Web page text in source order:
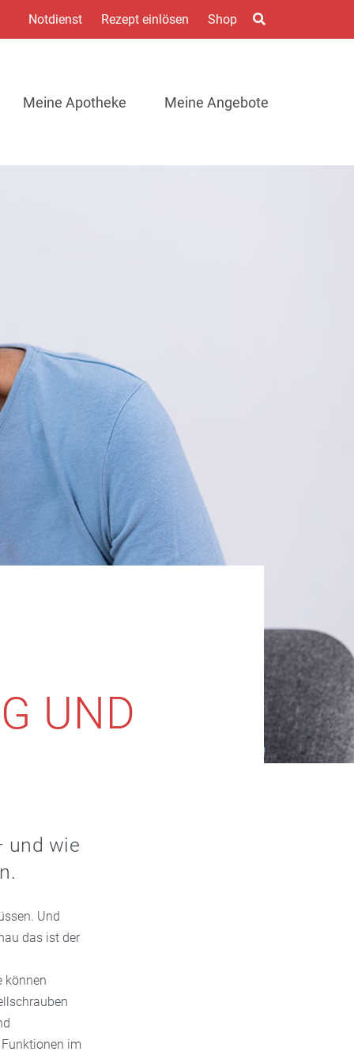
Notdienst Rezept einlösen Shop
Meine Apotheke Meine Angebote
UND
und wie
Und
das ist der
können
im